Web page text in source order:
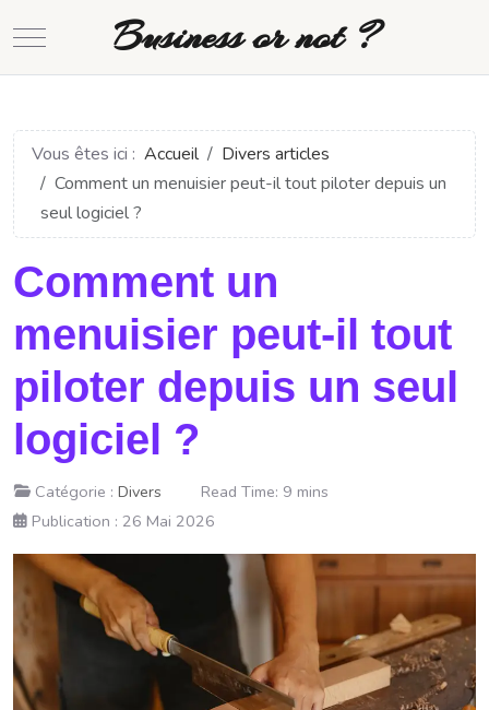
Mobile Menu ToggleBusiness or not ?
Vous êtes ici : Accueil
Divers articles
Comment un menuisier peut-il tout piloter depuis un
seul logiciel ?
Comment un
menuisier peut-il tout
piloter depuis un seul
logiciel ?
Catégorie : Divers
Read Time: 9 mins
Publication : 26 Mai 2026